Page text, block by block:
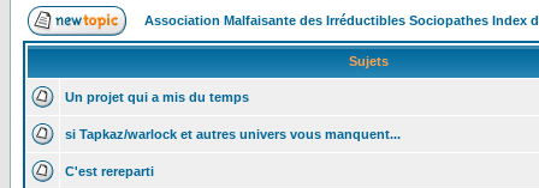
Association Malfaisante des Irréductibles Sociopathes Index
Sujets
Un projet qui a mis du temps
si Tapkaz/warlock et autres univers vous manquent...
C'est rereparti